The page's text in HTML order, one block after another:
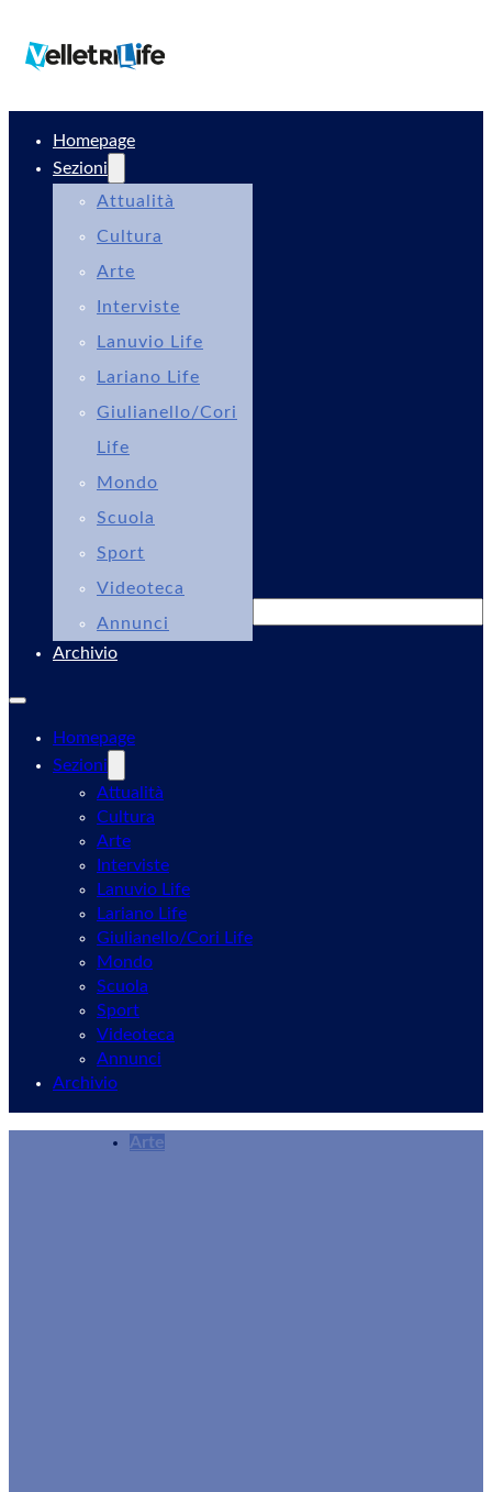
Homepage
Sezioni
Attualità
Cultura
Arte
Interviste
Lanuvio Life
Lariano Life
Giulianello/Cori
Life
Mondo
Scuola
Sport
Videoteca
Annunci
Archivio
Homepage
Sezioni
Attualità
Cultura
Arte
Interviste
Lanuvio Life
Lariano Life
Giulianello/Cori Life
Mondo
Scuola
Sport
Videoteca
Annunci
Archivio
Arte